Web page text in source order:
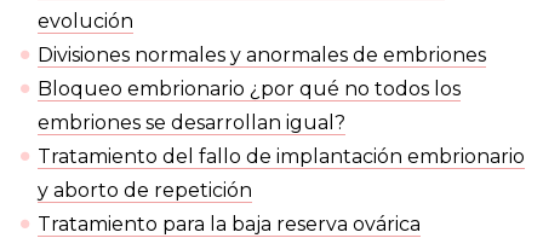
evolución
Divisiones normales y anormales de embriones
Bloqueo embrionario ¿por qué no todos los
embriones se desarrollan igual?
Tratamiento del fallo de implantación embrionario
y aborto de repetición
Tratamiento para la baja reserva ovárica